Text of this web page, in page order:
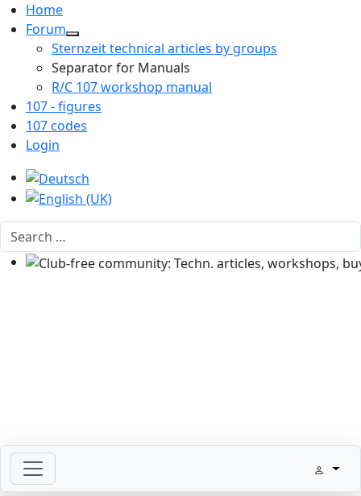
Home
Forum
Sternzeit technical articles by groups
Separator for Manuals
R/C 107 workshop manual
107 - figures
107 codes
Login
Select your language
Search
SLpedia Workshop Manual